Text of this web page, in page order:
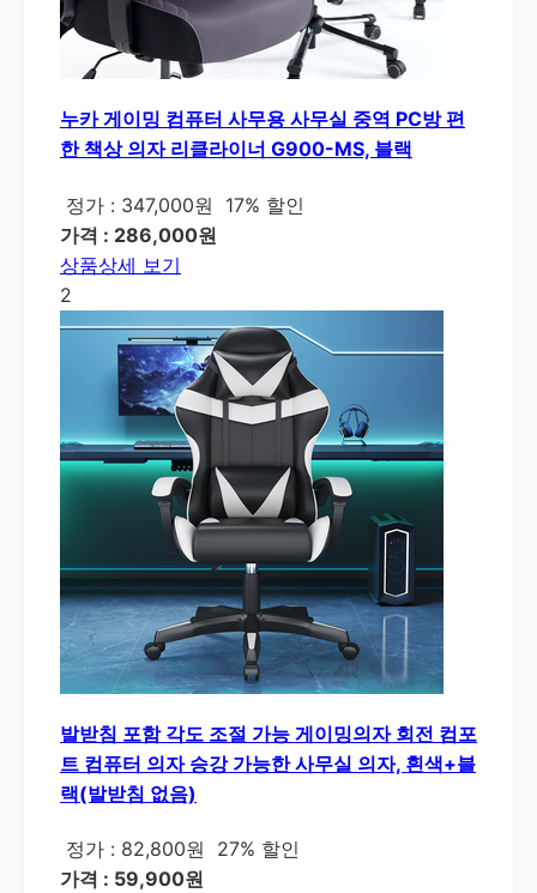
누카 게이밍 컴퓨터 사무용 사무실 중역 PC방 편
한 책상 의자 리클라이너 G900-MS, 블랙
정가 : 347,000원
17% 할인
가격 : 286,000원
상품상세 보기
2
발받침 포함 각도 조절 가능 게이밍의자 회전 컴포
트 컴퓨터 의자 승강 가능한 사무실 의자, 흰색+블
랙(발받침 없음)
정가 : 82,800원
27% 할인
가격 : 59,900원